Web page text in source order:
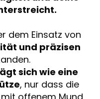
dem Einsatz von
und präzisen
sich wie eine
, nur dass die